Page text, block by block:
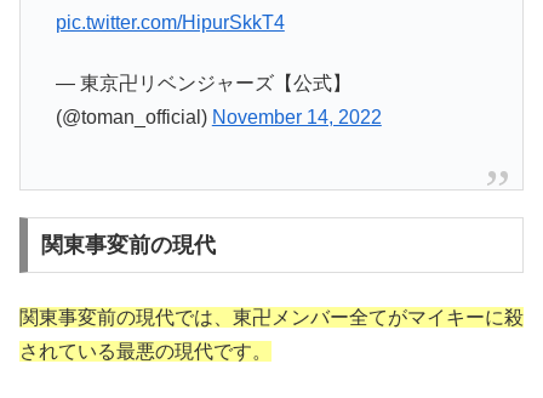
pic.twitter.com/HipurSkkT4
— 東京卍リベンジャーズ【公式】
(@toman_official) November 14, 2022
関東事変前の現代
関東事変前の現代では、東卍メンバー全てがマイキーに殺
されている最悪の現代です。